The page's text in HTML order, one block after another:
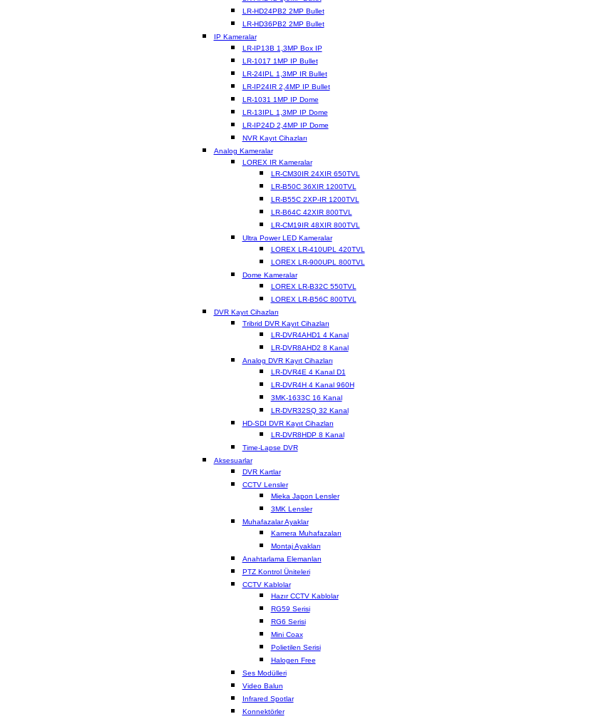
LR-HD24PB2 2MP Bullet
LR-HD36PB2 2MP Bullet
IP Kameralar
LR-IP13B 1,3MP Box IP
LR-1017 1MP IP Bullet
LR-24IPL 1,3MP IR Bullet
LR-IP24IR 2,4MP IP Bullet
LR-1031 1MP IP Dome
LR-13IPL 1,3MP IP Dome
LR-IP24D 2,4MP IP Dome
NVR Kayıt Cihazları
Analog Kameralar
LOREX IR Kameralar
LR-CM30IR 24XIR 650TVL
LR-B50C 36XIR 1200TVL
LR-B55C 2XP-IR 1200TVL
LR-B64C 42XIR 800TVL
LR-CM19IR 48XIR 800TVL
Ultra Power LED Kameralar
LOREX LR-410UPL 420TVL
LOREX LR-900UPL 800TVL
Dome Kameralar
LOREX LR-B32C 550TVL
LOREX LR-B56C 800TVL
DVR Kayıt Cihazları
Tribrid DVR Kayıt Cihazları
LR-DVR4AHD1 4 Kanal
LR-DVR8AHD2 8 Kanal
Analog DVR Kayıt Cihazları
LR-DVR4E 4 Kanal D1
LR-DVR4H 4 Kanal 960H
3MK-1633C 16 Kanal
LR-DVR32SQ 32 Kanal
HD-SDI DVR Kayıt Cihazları
LR-DVR8HDP 8 Kanal
Time-Lapse DVR
Aksesuarlar
DVR Kartlar
CCTV Lensler
Mieka Japon Lensler
3MK Lensler
Muhafazalar Ayaklar
Kamera Muhafazaları
Montaj Ayakları
Anahtarlama Elemanları
PTZ Kontrol Üniteleri
CCTV Kablolar
Hazır CCTV Kablolar
RG59 Serisi
RG6 Serisi
Mini Coax
Polietilen Serisi
Halogen Free
Ses Modülleri
Video Balun
Infrared Spotlar
Konnektörler